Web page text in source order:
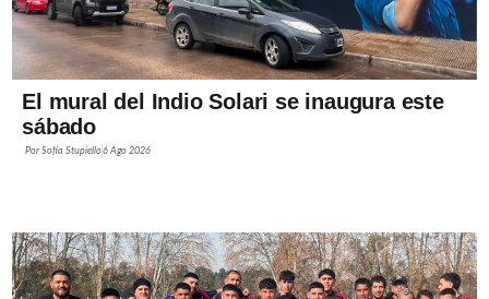
El mural del Indio Solari se inaugura este
sábado
PorSofía Stupiello6 Ago 2026